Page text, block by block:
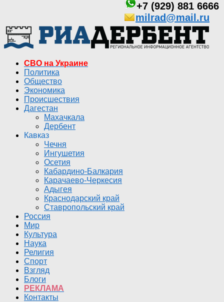
+7 (929) 881 6666
milrad@mail.ru
СВО на Украине
Политика
Общество
Экономика
Происшествия
Дагестан
Махачкала
Дербент
Кавказ
Чечня
Ингушетия
Осетия
Кабардино-Балкария
Карачаево-Черкесия
Адыгея
Краснодарский край
Ставропольский край
Россия
Мир
Культура
Наука
Религия
Спорт
Взгляд
Блоги
РЕКЛАМА
Контакты